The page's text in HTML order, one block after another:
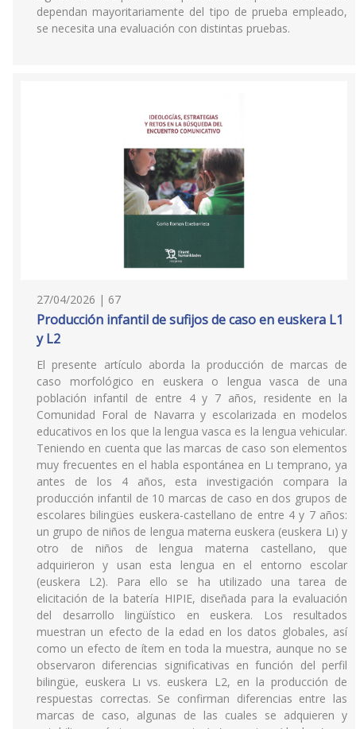
dependan mayoritariamente del tipo de prueba empleado,
se necesita una evaluación con distintas pruebas.
27/04/2026 | 67
Producción infantil de sufijos de caso en euskera L1
y L2
El presente artículo aborda la producción de marcas de
caso morfológico en euskera o lengua vasca de una
población infantil de entre 4 y 7 años, residente en la
Comunidad Foral de Navarra y escolarizada en modelos
educativos en los que la lengua vasca es la lengua vehicular.
Teniendo en cuenta que las marcas de caso son elementos
muy frecuentes en el habla espontánea en Lı temprano, ya
antes de los 4 años, esta investigación compara la
producción infantil de 10 marcas de caso en dos grupos de
escolares bilingües euskera-castellano de entre 4 y 7 años:
un grupo de niños de lengua materna euskera (euskera Lı) y
otro de niños de lengua materna castellano, que
adquirieron y usan esta lengua en el entorno escolar
(euskera L2). Para ello se ha utilizado una tarea de
elicitación de la batería HIPIE, diseñada para la evaluación
del desarrollo lingüístico en euskera. Los resultados
muestran un efecto de la edad en los datos globales, así
como un efecto de ítem en toda la muestra, aunque no se
observaron diferencias significativas en función del perfil
bilingüe, euskera Lı vs. euskera L2, en la producción de
respuestas correctas. Se confirman diferencias entre las
marcas de caso, algunas de las cuales se adquieren y